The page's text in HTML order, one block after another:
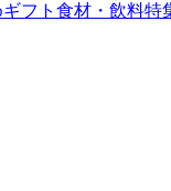
ギフト 食材・飲料特